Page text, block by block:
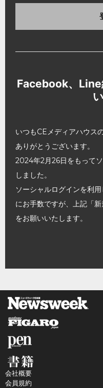
Facebook、
いつもCEメディアハウス
ありがとうございます。
2024年2月26日をもって
しました。
ソーシャルログインを利
にお手数ですが、上記「
をお願いいたします。
会社概要
会員規約